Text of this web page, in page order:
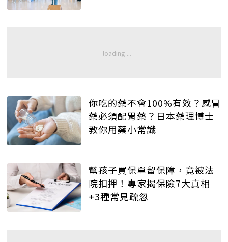
你吃的藥不會100%有效？感冒
藥必須配胃藥？日本藥理博士
教你用藥小常識
幫孩子買保單留保障，竟被法
院扣押！專家揭保險7大真相
+3種常見疏忽